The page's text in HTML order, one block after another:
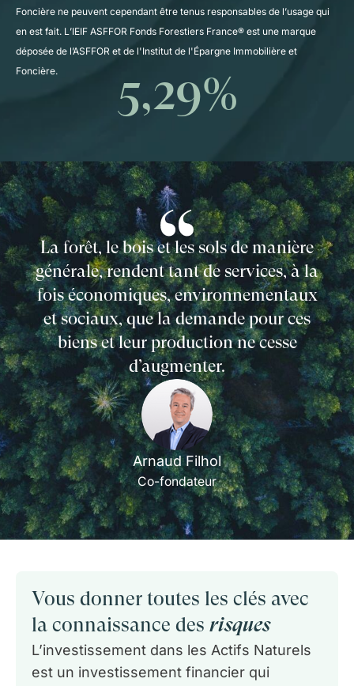
Foncière ne peuvent cependant être tenus responsables de l’usage qui
en est fait. L’IEIF ASFFOR Fonds Forestiers France® est une marque
déposée de l’ASFFOR et de l'Institut de l'Épargne Immobilière et
Foncière.
5,29%
La forêt, le bois et les sols de manière
générale, rendent tant de services, à la
fois économiques, environnementaux
et sociaux, que la demande pour ces
biens et leur production ne cesse
d’augmenter.
Arnaud Filhol
Co-fondateur
Vous donner toutes les clés avec
la connaissance des risques
L’investissement dans les Actifs Naturels
est un investissement financier qui